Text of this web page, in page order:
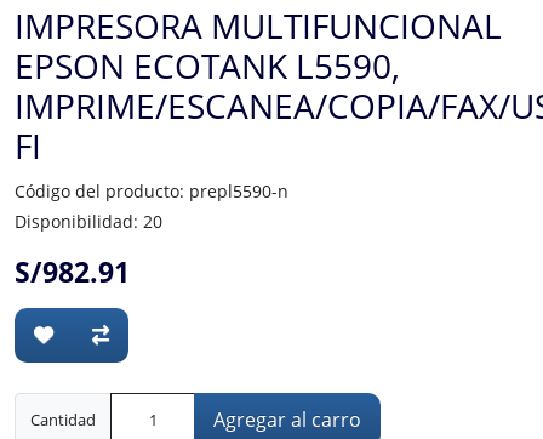
IMPRESORA MULTIFUNCIONAL
EPSON ECOTANK L5590,
IMPRIME/ESCANEA/COPIA/FAX/
FI
Código del producto: prepl5590-n
Disponibilidad: 20
S/982.91
Cantidad Agregar al carro